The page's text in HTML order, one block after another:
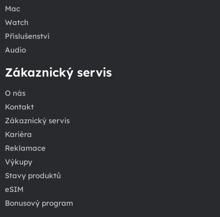
Mac
Watch
Příslušenství
Audio
Zákaznický servis
O nás
Kontakt
Zákaznický servis
Kariéra
Reklamace
Výkupy
Stavy produktů
eSIM
Bonusový program